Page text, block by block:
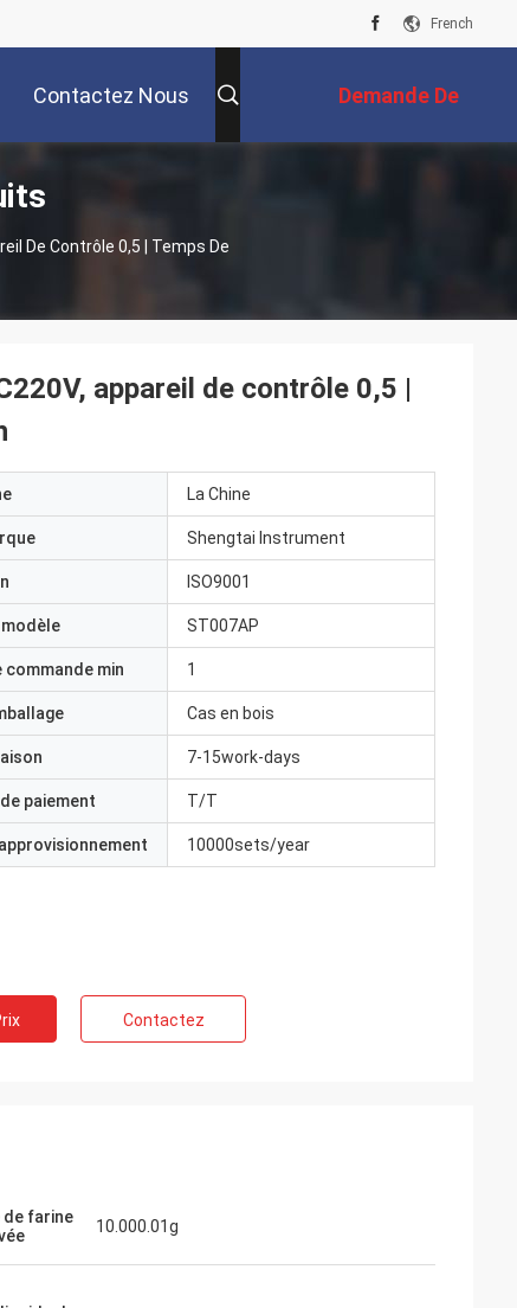
French
Contactez Nous Demande De
Soumission
De Contrôle 0,5 | Temps De
appareil de contrôle 0,5 |
La Chine
Shengtai Instrument
ISO9001
ST007AP
commande min 1
Cas en bois
7-15work-days
paiement T/T
10000sets/year
Contactez
de farine
10.000.01g